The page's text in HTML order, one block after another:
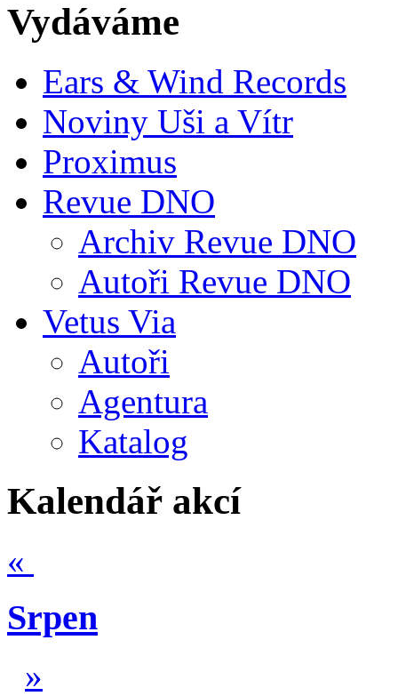
Vydáváme
Ears & Wind Records
Noviny Uši a Vítr
Proximus
Revue DNO
Archiv Revue DNO
Autoři Revue DNO
Vetus Via
Autoři
Agentura
Katalog
Kalendář akcí
«
Srpen
»